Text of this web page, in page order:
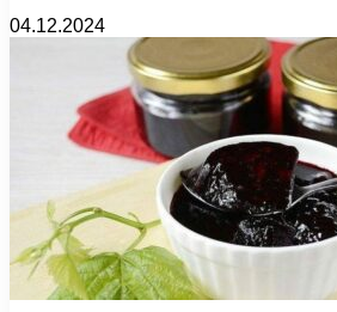
04.12.2024